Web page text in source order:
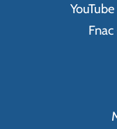
YouTube
Fnac